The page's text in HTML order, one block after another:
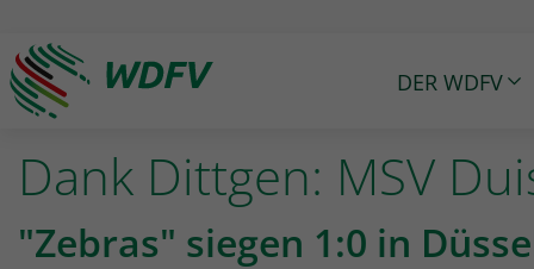
Logo: wdfv führt zur Starseite
DER WDFV
Dank Dittgen: MSV
"Zebras" siegen 1:0 in